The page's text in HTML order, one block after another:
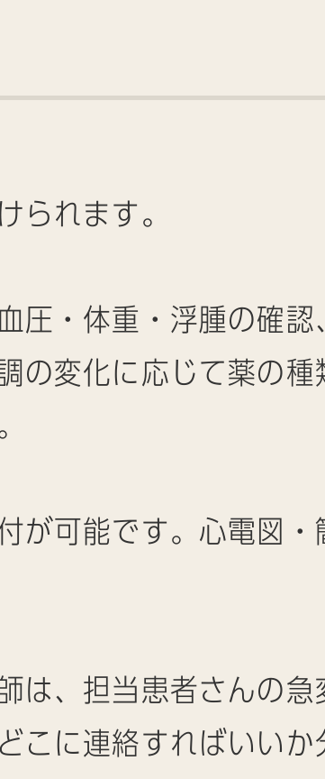
られます。
圧・体重・浮腫の確
の変化に応じて薬の種
が可能です。心電図
は、担当患者さんの急
こに連絡すればいいか